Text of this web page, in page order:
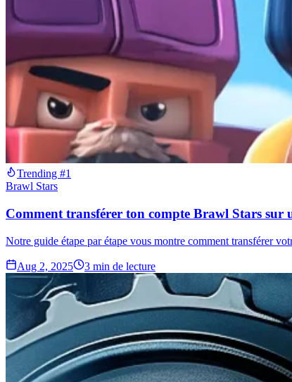
Trending #1
Brawl Stars
Comment transférer ton compte Brawl Stars sur
Notre guide étape par étape vous montre comment transférer
Aug 2, 2025 3 min de lecture